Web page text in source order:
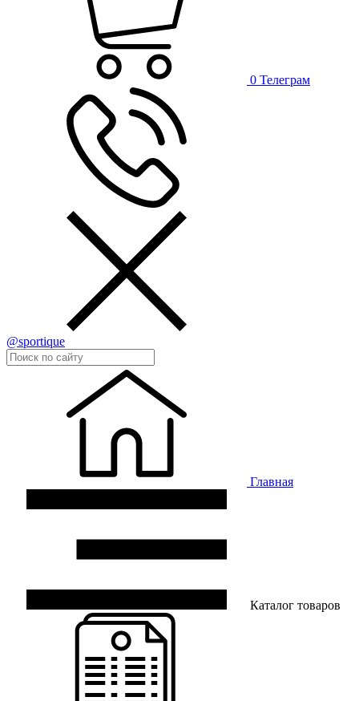
0 Телеграм
@sportique
Главная
Каталог товаров